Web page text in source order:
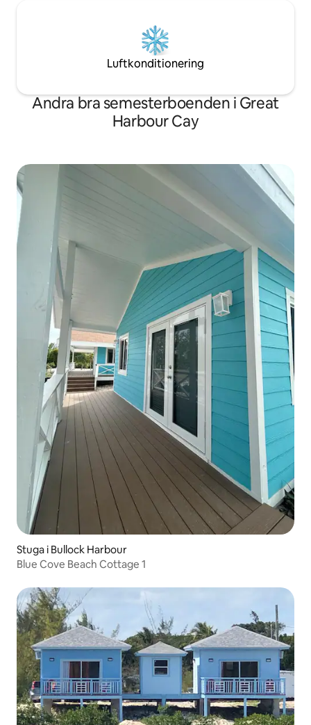
Luftkonditionering
Andra bra semesterboenden i Great
Harbour Cay
Stuga i Bullock Harbour
Blue Cove Beach Cottage 1